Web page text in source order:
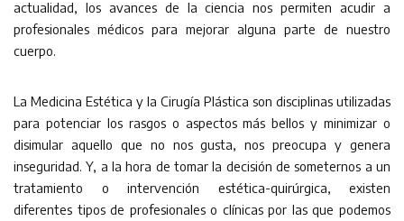
actualidad, los avances de la ciencia nos permiten acudir a
profesionales médicos para mejorar alguna parte de nuestro
cuerpo.
La Medicina Estética y la Cirugía Plástica son disciplinas utilizadas
para potenciar los rasgos o aspectos más bellos y minimizar o
disimular aquello que no nos gusta, nos preocupa y genera
inseguridad. Y, a la hora de tomar la decisión de someternos a un
tratamiento o intervención estética-quirúrgica, existen
diferentes tipos de profesionales o clínicas por las que podemos